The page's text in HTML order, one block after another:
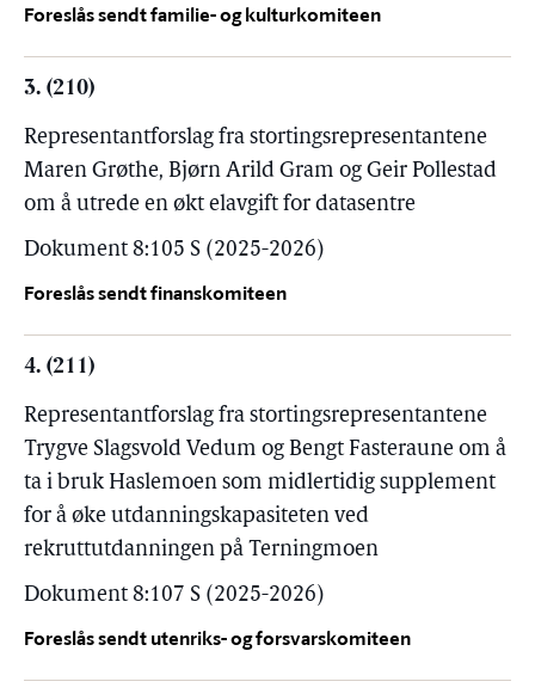
Foreslås sendt familie- og kulturkomiteen
3. (210)
Representantforslag fra stortingsrepresentantene
Maren Grøthe, Bjørn Arild Gram og Geir Pollestad
om å utrede en økt elavgift for datasentre
Dokument 8:105 S (2025-2026)
Foreslås sendt finanskomiteen
4. (211)
Representantforslag fra stortingsrepresentantene
Trygve Slagsvold Vedum og Bengt Fasteraune om å
ta i bruk Haslemoen som midlertidig supplement
for å øke utdanningskapasiteten ved
rekruttutdanningen på Terningmoen
Dokument 8:107 S (2025-2026)
Foreslås sendt utenriks- og forsvarskomiteen